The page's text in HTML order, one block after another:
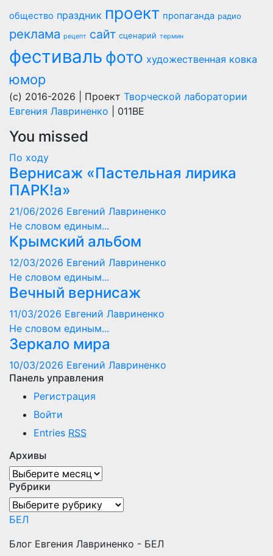
общество праздник проект пропаганда радио
реклама рецепт сайт сценарий термин
фестиваль фото художественная ковка
юмор
(c) 2016-2026 | Проект Творческой лаборатории
Евгения Лавриненко | 011BE
You missed
По ходу
Вернисаж «Пастельная лирика
ПАРК!а»
21/06/2026 Евгений Лавриненко
Не словом единым...
Крымский альбом
12/03/2026 Евгений Лавриненко
Не словом единым...
Вечный вернисаж
11/03/2026 Евгений Лавриненко
Не словом единым...
Зеркало мира
10/03/2026 Евгений Лавриненко
Панель управления
Регистрация
Войти
Entries RSS
Архивы
Архивы
Рубрики
Рубрики
БЕЛ
Блог Евгения Лавриненко - БЕЛ